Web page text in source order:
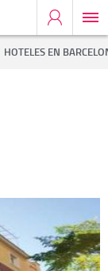
HOTELES EN